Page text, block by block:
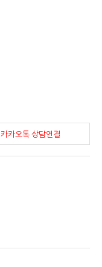
카카오톡 상담연결